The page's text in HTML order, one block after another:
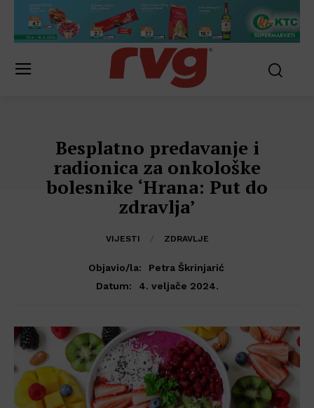
Besplatno predavanje i
radionica za onkološke
bolesnike ‘Hrana: Put do
zdravlja’
VIJESTI ZDRAVLJE
Objavio/la:
Petra Škrinjarić
Datum:
4. veljače 2024.